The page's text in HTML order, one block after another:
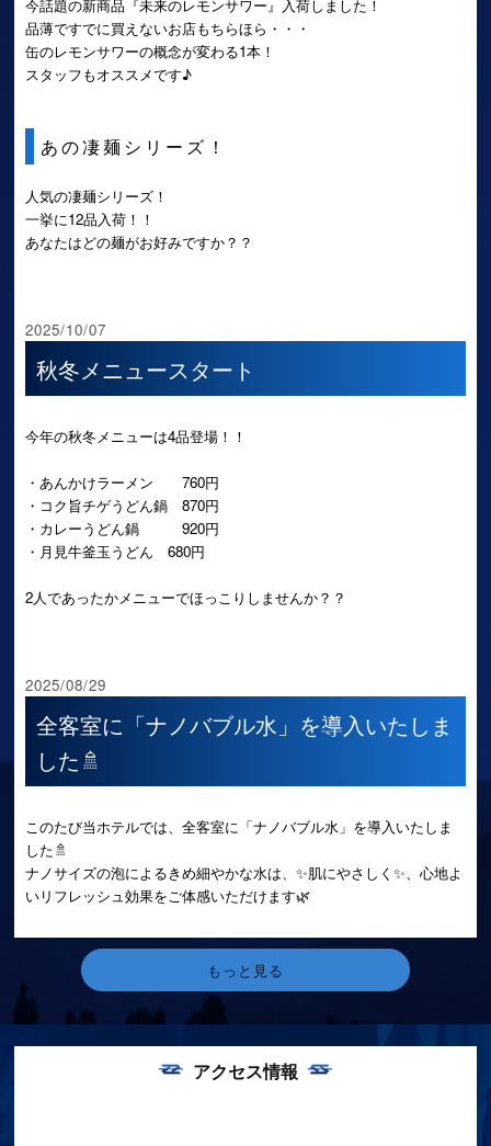
今話題の新商品『未来のレモンサワー』入荷しました！
品薄ですでに買えないお店もちらほら・・・
缶のレモンサワーの概念が変わる1本！
スタッフもオススメです♪
あの凄麺シリーズ！
人気の凄麺シリーズ！
一挙に12品入荷！！
あなたはどの麺がお好みですか？？
2025/10/07
秋冬メニュースタート
今年の秋冬メニューは4品登場！！
・あんかけラーメン 760円
・コク旨チゲうどん鍋 870円
・カレーうどん鍋 920円
・月見牛釜玉うどん 680円
2人であったかメニューでほっこりしませんか？？
2025/08/29
全客室に「ナノバブル水」を導入いたしま
した🚿
このたび当ホテルでは、全客室に「ナノバブル水」を導入いたしま
した🚿
ナノサイズの泡によるきめ細やかな水は、✨肌にやさしく✨、心地よ
いリフレッシュ効果をご体感いただけます🌿
もっと見る
アクセス情報